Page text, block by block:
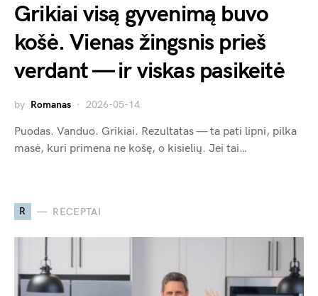
Grikiai visą gyvenimą buvo
košė. Vienas žingsnis prieš
verdant — ir viskas pasikeitė
by Romanas 2026-05-14
Puodas. Vanduo. Grikiai. Rezultatas — ta pati lipni, pilka
masė, kuri primena ne košę, o kisielių. Jei tai…
R RECEPTAI